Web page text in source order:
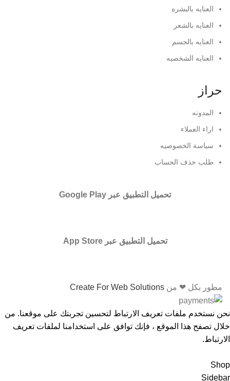
العنايه بالبشره
العنايه بالشعر
العنايه بالجسم
العنايه الشخصيه
حراز
المدونه
اراء العملاء
سياسة الخصوصيه
طلب حذف الحساب
تحميل التطبيق عبر Google Play
تحميل التطبيق عبر App Store
مطور بكل ❤ من Create For Web Solutions
نحن نستخدم ملفات تعريف الارتباط لتحسين تجربتك على موقعنا. من
خلال تصفح هذا الموقع ، فإنك توافق على استخدامنا لملفات تعريف
الارتباط.
Shop
Sidebar